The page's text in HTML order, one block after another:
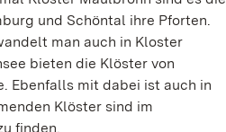
und Schöntal ihre Pforten.
man auch in Kloster
bieten die Klöster von
Ebenfalls mit dabei ist auch in
Klöster sind im
finden.